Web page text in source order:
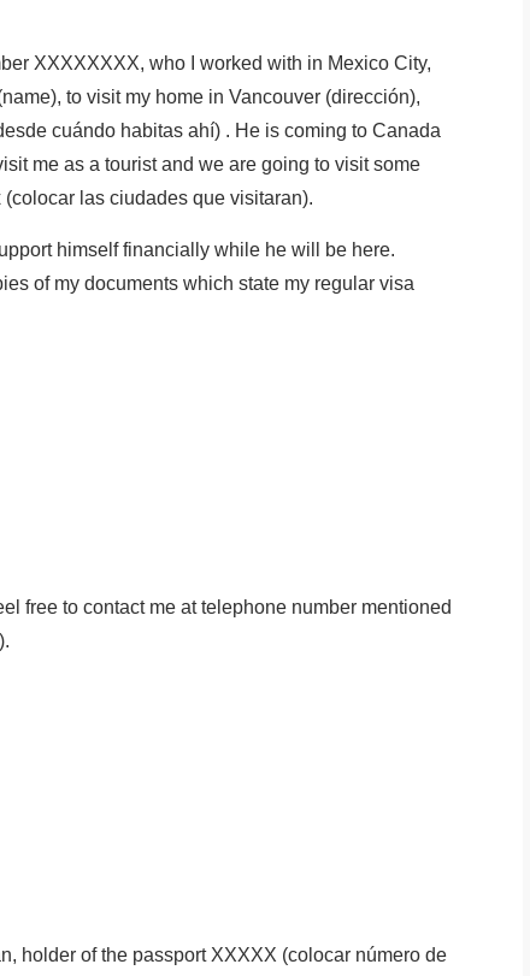
with in Mexico City,
to visit my home in Vancouver (dirección),
cuándo habitas ahí) . He is coming to Canada
me as a tourist and we are going to visit some
las ciudades que visitaran).
himself financially while he will be here.
of my documents which state my regular visa
free to contact me at telephone number mentioned
holder of the passport XXXXX (colocar número de